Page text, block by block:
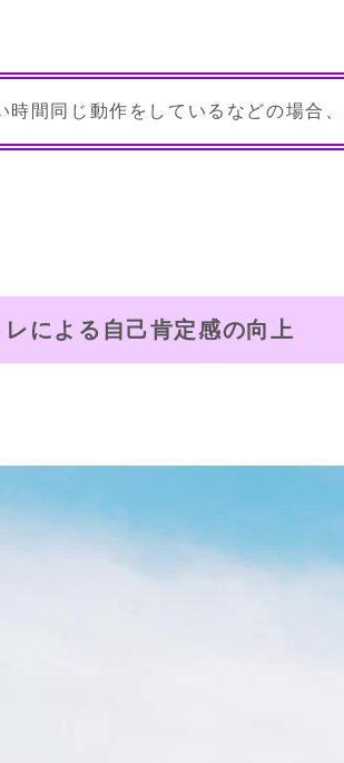
時間同じ動作をしているなどの場合
レによる自己肯定感の向上